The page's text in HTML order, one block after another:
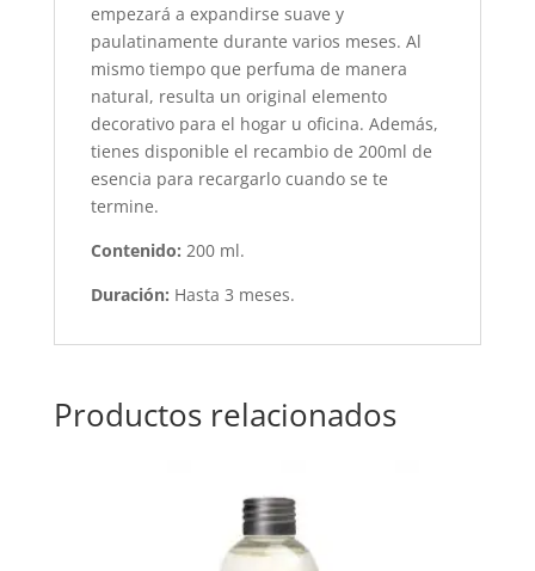
empezará a expandirse suave y
paulatinamente durante varios meses. Al
mismo tiempo que perfuma de manera
natural, resulta un original elemento
decorativo para el hogar u oficina. Además,
tienes disponible el recambio de 200ml de
esencia para recargarlo cuando se te
termine.
Contenido: 200 ml.
Duración: Hasta 3 meses.
Productos relacionados